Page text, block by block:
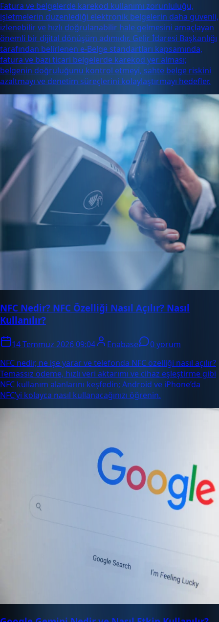
Fatura ve belgelerde karekod kullanımı zorunluluğu,
işletmelerin düzenlediği elektronik belgelerin daha güvenli,
izlenebilir ve hızlı doğrulanabilir hale gelmesini amaçlayan
önemli bir dijital dönüşüm adımıdır. Gelir İdaresi Başkanlığı
tarafından belirlenen e-Belge standartları kapsamında,
fatura ve bazı ticari belgelerde karekod yer alması;
belgenin doğruluğunu kontrol etmeyi, sahte belge riskini
azaltmayı ve denetim süreçlerini kolaylaştırmayı hedefler.
NFC Nedir? NFC Özelliği Nasıl Açılır? Nasıl
Kullanılır?
14 Temmuz 2026 09:04 Enabase
0 yorum
NFC nedir, ne işe yarar ve telefonda NFC özelliği nasıl açılır?
Temassız ödeme, hızlı veri aktarımı ve cihaz eşleştirme gibi
NFC kullanım alanlarını keşfedin; Android ve iPhone’da
NFC’yi kolayca nasıl kullanacağınızı öğrenin.